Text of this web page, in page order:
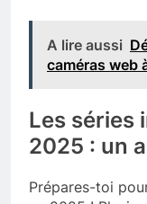
A lire aussi
caméras web
Les séries
2025 : un
Prépares-toi